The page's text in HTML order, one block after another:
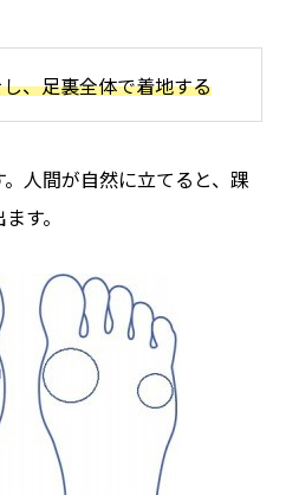
、足裏全体で着地する
人間が自然に立てると、踝
す。